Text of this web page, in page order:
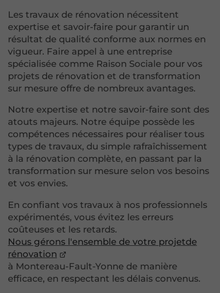
Les travaux de rénovation nécessitent
expertise et savoir-faire pour garantir un
résultat de qualité conforme aux normes en
vigueur. Faire appel à une entreprise
spécialisée comme Raison Sociale pour vos
projets de rénovation et de transformation
sur mesure offre de nombreux avantages.
Notre expertise et notre savoir-faire sont des
atouts majeurs. Notre équipe possède les
compétences nécessaires pour réaliser tous
types de travaux, du simple rafraîchissement
à la rénovation complète, en passant par la
transformation sur mesure selon vos besoins
et vos envies.
En confiant vos travaux à nos professionnels
expérimentés, vous évitez les erreurs
coûteuses et les retards.
Nous gérons l'ensemble de votre projetde
rénovation
à Montereau-Fault-Yonne de manière
efficace, en respectant les délais convenus.